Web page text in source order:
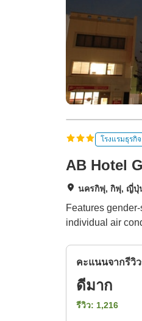
c
h
โรงแรมธุรกิจ
AB Hotel
นครกิฟุ, กิฟุ, ญี่ปุ่
Features
individual air
คะแนนจากรีวิ
ดีมาก
รีวิว: 1,216